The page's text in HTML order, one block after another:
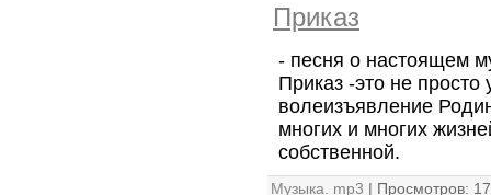
Приказ
- песня о настоящем
Приказ -это не просто
волеизъявление
многих и многих
собственной.
Музыка. mp3 | Просмотров: